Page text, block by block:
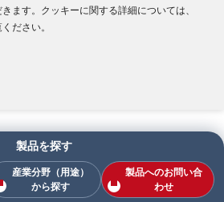
ます。クッキーに関する詳細については、
ださい。
製品を探す
産業分野（用途）
から探す
製品へのお問い合
わせ
個人情報の保護についてクッキーポリシー
ャルメディアポリシー
Inc. All rights reserved.​